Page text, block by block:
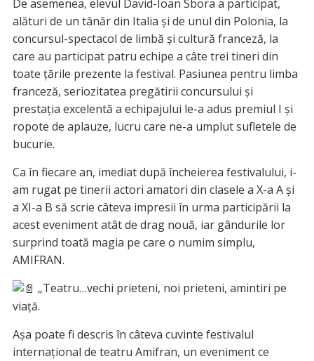
De asemenea, elevul David-Ioan Sbora a participat,
alături de un tânăr din Italia și de unul din Polonia, la
concursul-spectacol de limbă și cultură franceză, la
care au participat patru echipe a câte trei tineri din
toate țările prezente la festival. Pasiunea pentru limba
franceză, seriozitatea pregătirii concursului și
prestația excelentă a echipajului le-a adus premiul I și
ropote de aplauze, lucru care ne-a umplut sufletele de
bucurie.
Ca în fiecare an, imediat după încheierea festivalului, i-
am rugat pe tinerii actori amatori din clasele a X-a A și
a XI-a B să scrie câteva impresii în urma participării la
acest eveniment atât de drag nouă, iar gândurile lor
surprind toată magia pe care o numim simplu,
AMIFRAN.
„Teatru…vechi prieteni, noi prieteni, amintiri pe
viață.
Așa poate fi descris în câteva cuvinte festivalul
internațional de teatru Amifran, un eveniment ce